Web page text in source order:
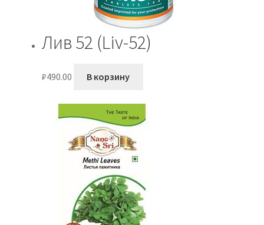
Лив 52 (Liv-52)
₽490.00 В корзину